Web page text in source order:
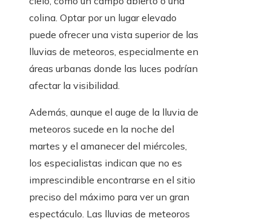
colina. Optar por un lugar elevado
puede ofrecer una vista superior de las
lluvias de meteoros, especialmente en
áreas urbanas donde las luces podrían
afectar la visibilidad.
Además, aunque el auge de la lluvia de
meteoros sucede en la noche del
martes y el amanecer del miércoles,
los especialistas indican que no es
imprescindible encontrarse en el sitio
preciso del máximo para ver un gran
espectáculo. Las lluvias de meteoros